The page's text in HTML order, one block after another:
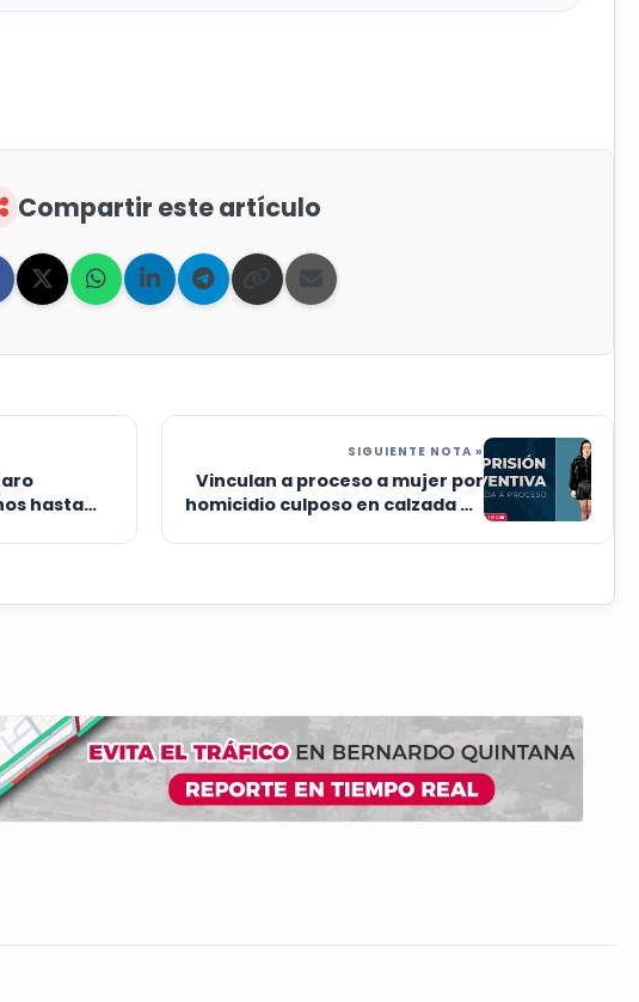
Compartir este artículo
hasta
SIGUIENTE NOTA »
Vinculan a proceso a mujer por
homicidio culposo en calzada de